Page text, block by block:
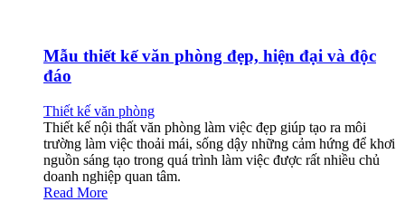
Mẫu thiết kế văn phòng đẹp, hiện đại và độc
đáo
Thiết kế văn phòng
Thiết kế nội thất văn phòng làm việc đẹp giúp tạo ra môi
trường làm việc thoải mái, sống dậy những cảm hứng để khơi
nguồn sáng tạo trong quá trình làm việc được rất nhiều chủ
doanh nghiệp quan tâm.
Read More